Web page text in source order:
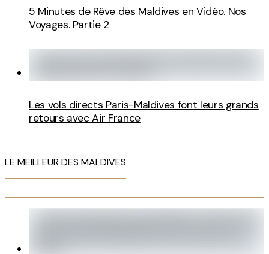
5 Minutes de Rêve des Maldives en Vidéo. Nos
Voyages. Partie 2
Les vols directs Paris-Maldives font leurs grands
retours avec Air France
LE MEILLEUR DES MALDIVES